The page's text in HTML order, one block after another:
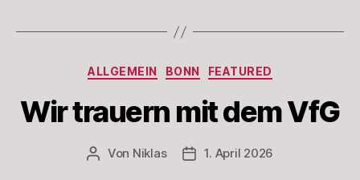
Kategorien
ALLGEMEIN BONN FEATURED
Wir trauern mit dem VfG
Beitragsautor
Von Niklas Beitragsdatum
1. April 2026